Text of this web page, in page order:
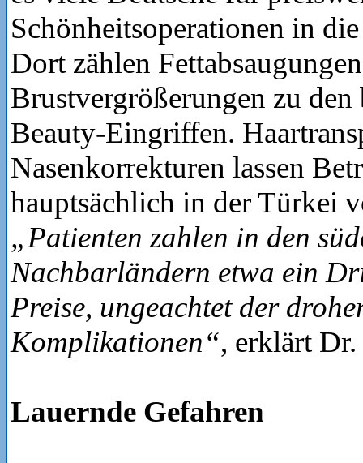
Schönheitsoperationen in
Dort zählen
Brustvergrößerungen zu den
Beauty-Eingriffen.
Nasenkorrekturen lassen
hauptsächlich in der Türkei
„Patienten zahlen in den
Nachbarländern etwa ein
Preise, ungeachtet der
Komplikationen“, erklärt
Lauernde Gefahren